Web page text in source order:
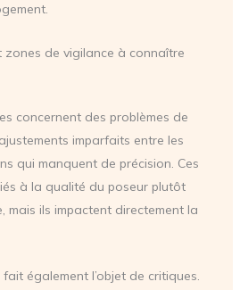
zones de vigilance à connaître
concernent des problèmes de
imparfaits entre les
qui manquent de précision. Ces
à la qualité du poseur plutôt
mais ils impactent directement la
également l’objet de critiques.